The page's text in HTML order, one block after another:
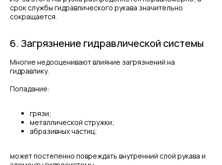
срок службы гидравлического рукава значительно
сокращается.
6. Загрязнение гидравлической системы
Многие недооценивают влияние загрязнений на
гидравлику.
Попадание:
грязи;
металлической стружки;
абразивных частиц;
может постепенно повреждать внутренний слой рукава и